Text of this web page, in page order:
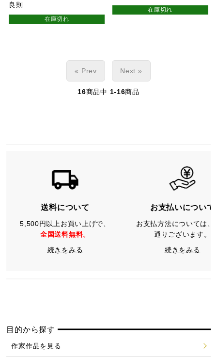
良則
在庫切れ
在庫切れ
« Prev Next »
16商品中 1-16商品
送料について
5,500円以上お買い上げで、
全国送料無料。
続きをみる
お支払いについて
お支払方法については、
通りございます。
続きをみる
目的から探す
作家作品を見る